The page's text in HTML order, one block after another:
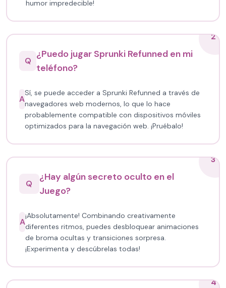
humor impredecible!
2
Q
¿Puedo jugar Sprunki Refunned en mi
teléfono?
A
Sí, se puede acceder a Sprunki Refunned a través de
navegadores web modernos, lo que lo hace
probablemente compatible con dispositivos móviles
optimizados para la navegación web. ¡Pruébalo!
3
Q
¿Hay algún secreto oculto en el
Juego?
A
¡Absolutamente! Combinando creativamente
diferentes ritmos, puedes desbloquear animaciones
de broma ocultas y transiciones sorpresa.
¡Experimenta y descúbrelas todas!
4